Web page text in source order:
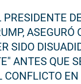
DE
ASEGURÓ
SIDO
ANTES QUE
CONFLICTO